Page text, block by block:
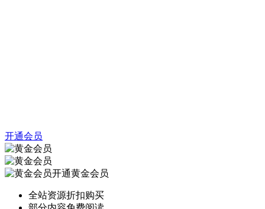
开通会员
开通黄金会员
全站资源折扣购买